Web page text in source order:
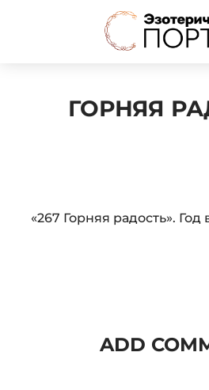
ГОРНЯЯ
Audio
«267 Горняя радость». Год
ADD